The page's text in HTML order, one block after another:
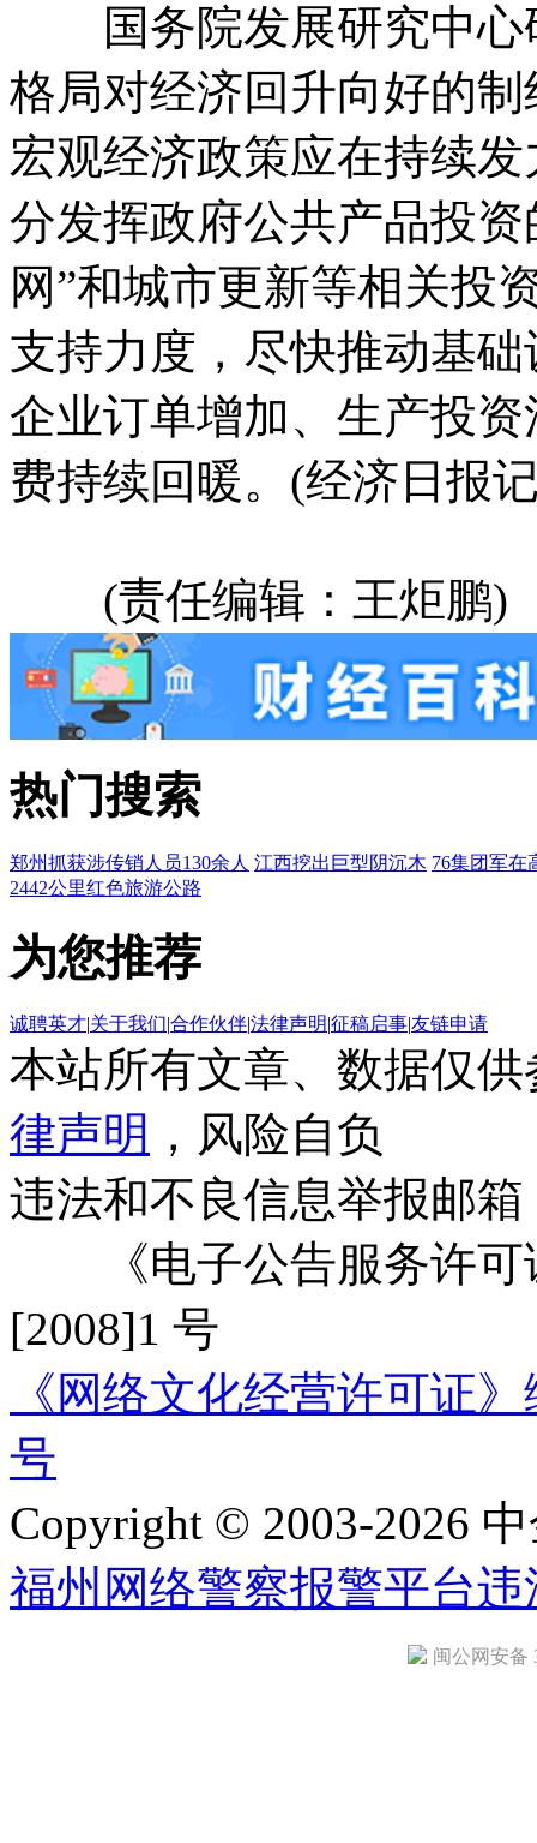
国务院发展研究中心
格局对经济回升向好的
宏观经济政策应在持续
分发挥政府公共产品投
网”和城市更新等相关投
支持力度，尽快推动基
企业订单增加、生产投
费持续回暖。(经济日报
(责任编辑：王炬鹏)
热门搜索
郑州抓获涉传销人员130余人 江西挖出巨型阴沉木 76集团军在
2442公里红色旅游公路
为您推荐
诚聘英才|关于我们|合作伙伴|法律声明|征稿启事|友链申请
本站所有文章、数据仅
律声明 ，风险自负
违法和不良信息举报邮箱
《电子公告服务许可
[2008]1 号
《网络文化经营许可证
号
Copyright © 2003-2026
福州网络警察报警平台违
闽公网安备